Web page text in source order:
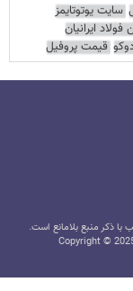
سایت یوتوتایمز
ایرانیان
قیمت پروفیل
ذکر منبع بلامانع است.
Copyright ©